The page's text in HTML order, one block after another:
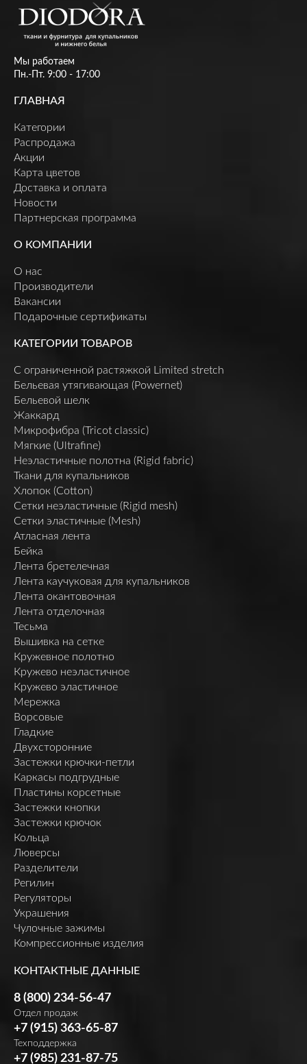
Мы работаем
Пн.-Пт. 9:00 - 17:00
ГЛАВНАЯ
Категории
Распродажа
Акции
Карта цветов
Доставка и оплата
Новости
Партнерская программа
О КОМПАНИИ
О нас
Производители
Вакансии
Подарочные сертификаты
КАТЕГОРИИ ТОВАРОВ
C ограниченной растяжкой Limited stretch
Бельевая утягивающая (Powernet)
Бельевой шелк
Жаккард
Микрофибра (Tricot classic)
Мягкие (Ultrafine)
Неэластичные полотна (Rigid fabric)
Ткани для купальников
Хлопок (Cotton)
Сетки неэластичные (Rigid mesh)
Сетки эластичные (Mesh)
Атласная лента
Бейка
Лента бретелечная
Лента каучуковая для купальников
Лента окантовочная
Лента отделочная
Тесьма
Вышивка на сетке
Кружевное полотно
Кружево неэластичное
Кружево эластичное
Мережка
Ворсовые
Гладкие
Двухсторонние
Застежки крючки-петли
Каркасы подгрудные
Пластины корсетные
Застежки кнопки
Застежки крючок
Кольца
Люверсы
Разделители
Регилин
Регуляторы
Украшения
Чулочные зажимы
Компрессионные изделия
КОНТАКТНЫЕ ДАННЫЕ
8 (800) 234-56-47
Отдел продаж
+7 (915) 363-65-87
Техподдержка
+7 (985) 231-87-75